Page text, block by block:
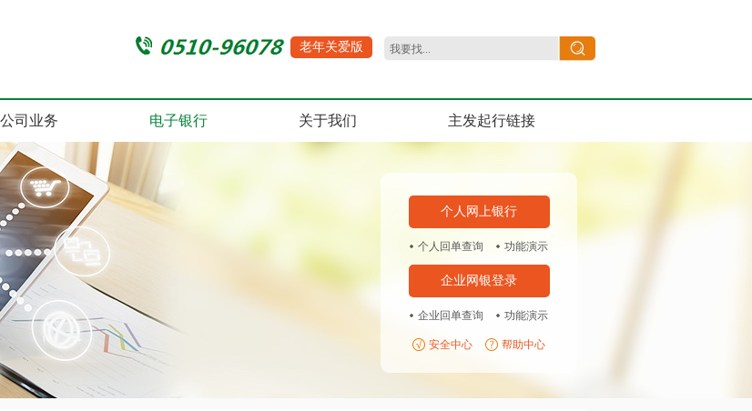
老年关爱版
公司业务 电子银行 关于我们 主发起行链接
个人网上银行
个人回单查询 功能演示
企业网银登录
企业回单查询 功能演示
安全中心 帮助中心